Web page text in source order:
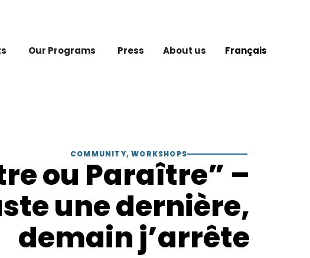
Our Programs Press About us Français
COMMUNITY,WORKSHOPS
ou Paraître” –
une dernière,
demain j’arrête